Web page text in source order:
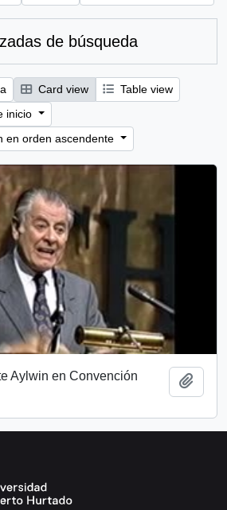
de búsqueda
Card view
Table view
inicio
en orden ascendente
Aylwin en Convención